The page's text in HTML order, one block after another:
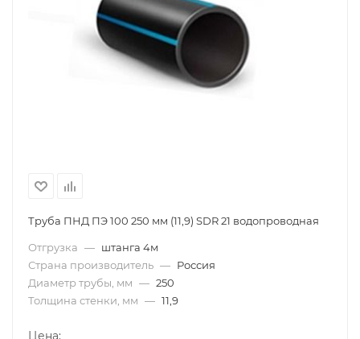
Труба ПНД ПЭ 100 250 мм (11,9) SDR 21 водопроводная
Отгрузка — штанга 4м
Страна производитель — Россия
Диаметр трубы, мм — 250
Толщина стенки, мм — 11,9
Цена: